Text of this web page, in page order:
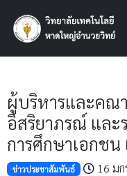
ผู้บริหารและคณ
อิสริยาภรณ์ และ
การศึกษาเอกชน
ข่าวประชาสัมพันธ์ 16 มก